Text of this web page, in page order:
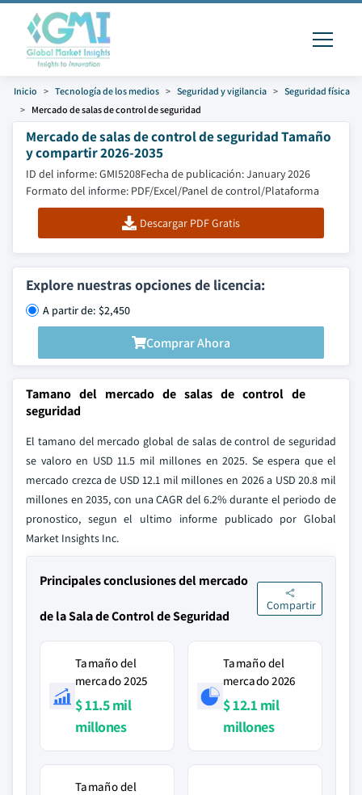
Inicio Tecnología de los medios Seguridad y vigilancia
Seguridad física
Mercado de salas de control de seguridad
Mercado de salas de control de seguridad Tamaño
y compartir 2026-2035
ID del informe: GMI5208Fecha de publicación: January 2026
Formato del informe: PDF/Excel/Panel de control/Plataforma
Descargar PDF Gratis
Explore nuestras opciones de licencia:
A partir de: $2,450
Comprar Ahora
Tamano del mercado de salas de control de
seguridad
El tamano del mercado global de salas de control de seguridad
se valoro en USD 11.5 mil millones en 2025. Se espera que el
mercado crezca de USD 12.1 mil millones en 2026 a USD 20.8 mil
millones en 2035, con una CAGR del 6.2% durante el periodo de
pronostico, segun el ultimo informe publicado por Global
Market Insights Inc.
Principales conclusiones del mercado
de la Sala de Control de Seguridad
Compartir
Tamaño del
mercado 2025
$ 11.5 mil
millones
Tamaño del
mercado 2026
$ 12.1 mil
millones
Tamaño del